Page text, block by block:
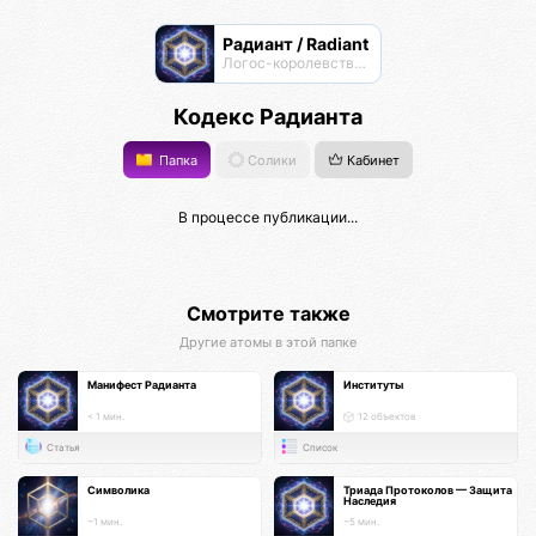
Радиант / Radiant
Логос-королевство циоков
Кодекс Радианта
Папка Солики Кабинет
В процессе публикации...
Смотрите также
Другие атомы в этой папке
Манифест Радианта
< 1 мин.
Статья
Институты
12 объектов
Список
Символика
~1 мин.
Триада Протоколов — Защита
Наследия
~5 мин.